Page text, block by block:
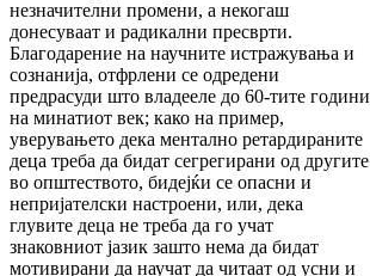
незначителни промени, а некогаш
донесуваат и радикални пресврти.
Благодарение на научните истражувања и
сознанија, отфрлени се одредени
предрасуди што владееле до 60-тите години
на минатиот век; како на пример,
уверувањето дека ментално ретардираните
деца треба да бидат сегрегирани од другите
во општеството, бидејќи се опасни и
непријателски настроени, или, дека
глувите деца не треба да го учат
знаковниот јазик зашто нема да бидат
мотивирани да научат да читаат од усни и